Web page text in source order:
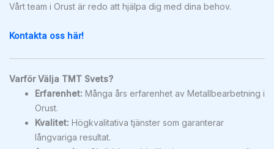
Vårt team i Orust är redo att hjälpa dig med dina behov.
Kontakta oss här!
Varför Välja TMT Svets?
Erfarenhet: Många års erfarenhet av Metallbearbetning i
Orust.
Kvalitet: Högkvalitativa tjänster som garanterar
långvariga resultat.